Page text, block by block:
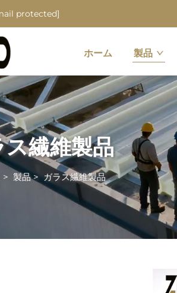
protected]
ホーム 製品
ス繊維製品
> 製品>ガラス繊維製品